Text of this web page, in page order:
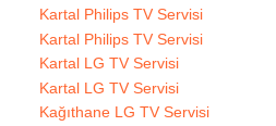
Kartal Philips TV Servisi
Kartal Philips TV Servisi
Kartal LG TV Servisi
Kartal LG TV Servisi
Kağıthane LG TV Servisi